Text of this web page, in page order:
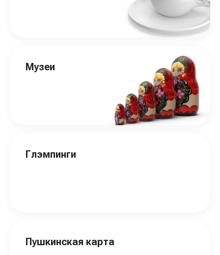
Музеи
Глэмпинги
Пушкинская карта